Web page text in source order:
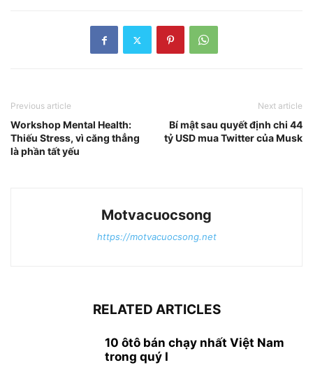
Previous article
Workshop Mental Health:
Thiếu Stress, vì căng thẳng
là phần tất yếu
Next article
Bí mật sau quyết định chi 44
tỷ USD mua Twitter của Musk
Motvacuocsong
https://motvacuocsong.net
RELATED ARTICLES
10 ôtô bán chạy nhất Việt Nam
trong quý I